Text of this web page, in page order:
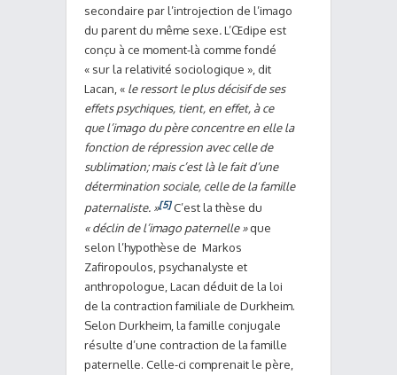
secondaire par l’introjection de l’imago
du parent du même sexe.L’Œdipe est
conçu à ce moment-là comme fondé
« sur la relativité sociologique », dit
Lacan, « le ressort le plus décisif de ses
effets psychiques, tient, en effet, à ce
que l’imago du père concentre en elle la
fonction de répression avec celle de
sublimation; mais c’est là le fait d’une
détermination sociale, celle de la famille
paternaliste. »[5] C’est la thèse du
« déclin de l’imago paternelle »que
selon l’hypothèse de Markos
Zafiropoulos, psychanalyste et
anthropologue, Lacan déduit de la loi
de la contraction familiale de Durkheim.
Selon Durkheim, la famille conjugale
résulte d’une contraction de la famille
paternelle. Celle-ci comprenait le père,